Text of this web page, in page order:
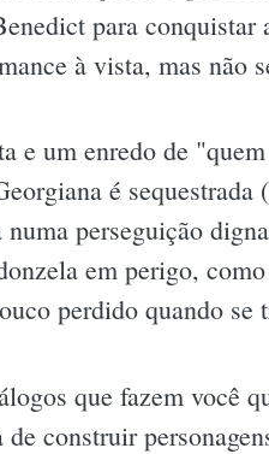
para
à vista, mas não
e um enredo de
é
perseguição
em perigo,
perdido quando se
que fazem você
construir